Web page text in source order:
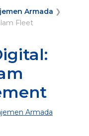
Armada ❯
Fleet
Armada